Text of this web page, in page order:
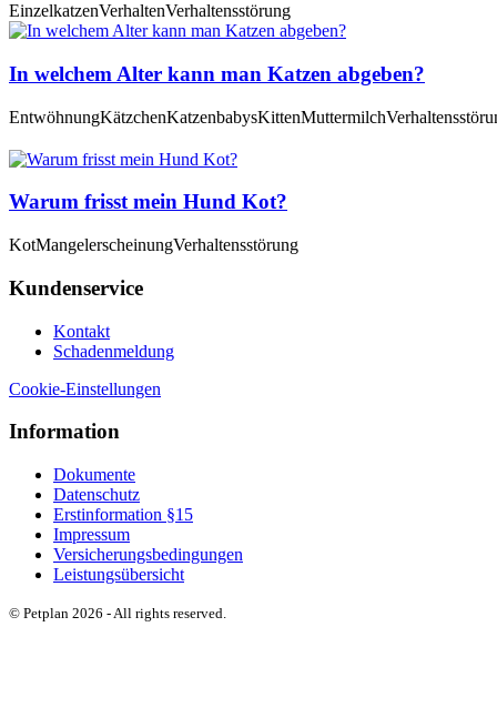
EinzelkatzenVerhaltenVerhaltensstörung
In welchem Alter kann man Katzen abgeben?
EntwöhnungKätzchenKatzenbabysKittenMuttermilch
Warum frisst mein Hund Kot?
KotMangelerscheinungVerhaltensstörung
Kundenservice
Kontakt
Schadenmeldung
Cookie-Einstellungen
Information
Dokumente
Datenschutz
Erstinformation §15
Impressum
Versicherungsbedingungen
Leistungsübersicht
© Petplan 2026 - All rights reserved.